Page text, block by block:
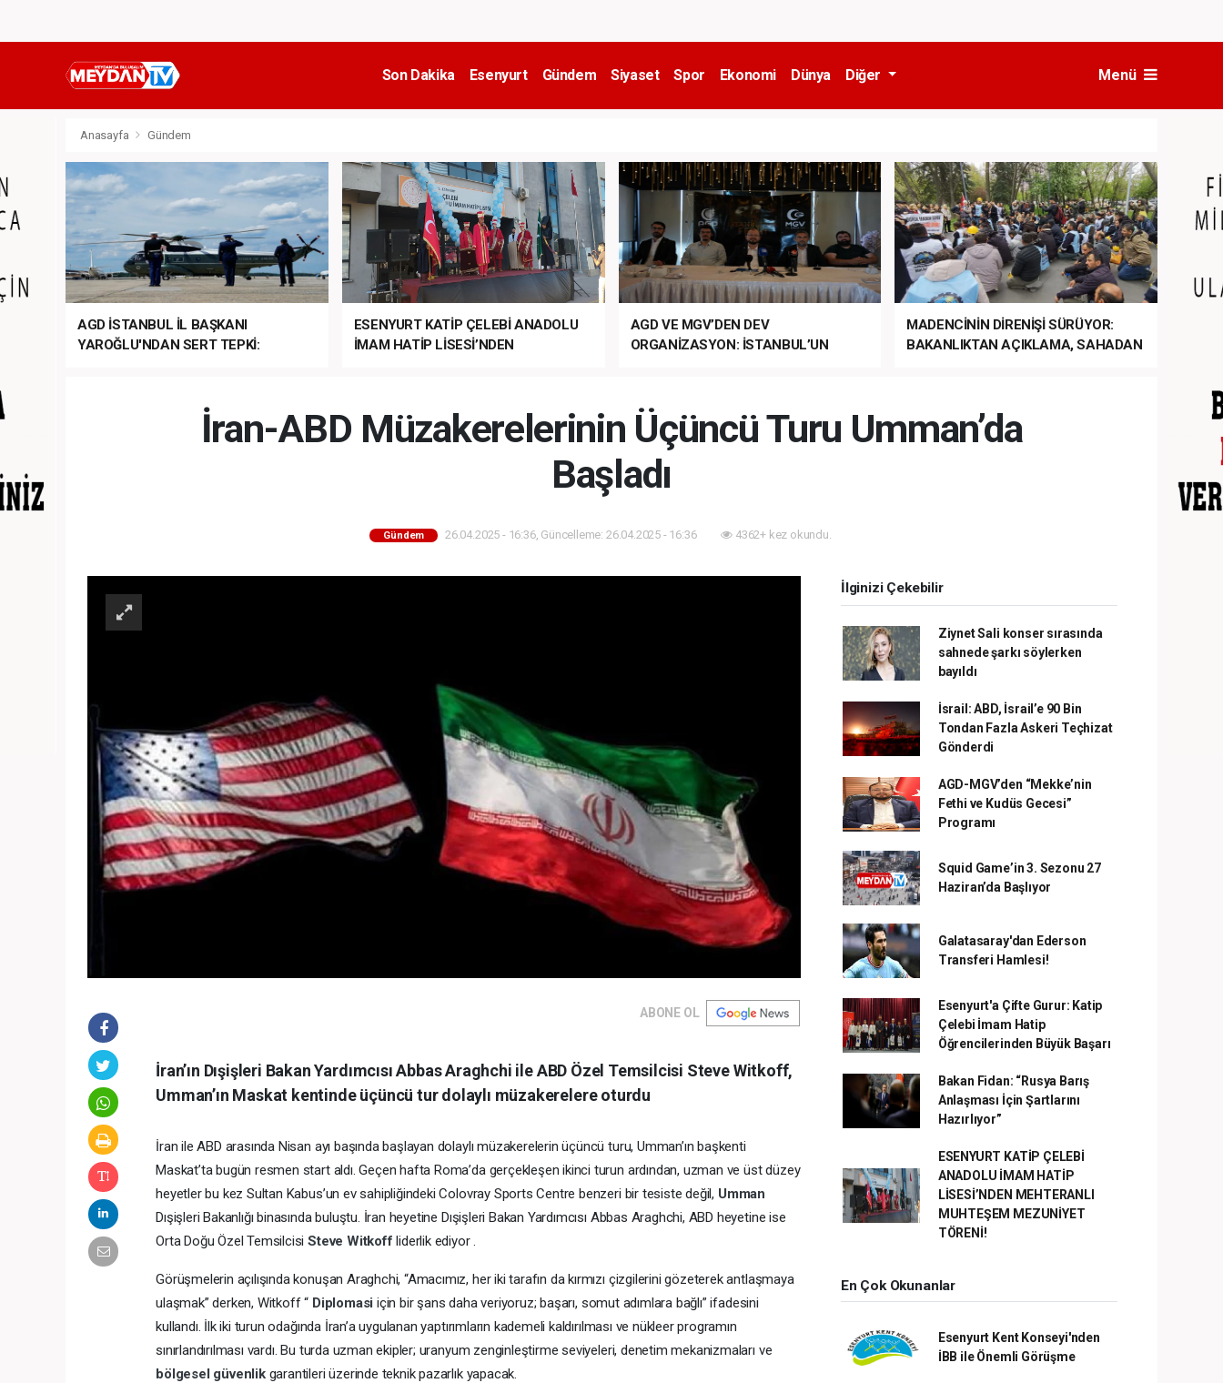
Son Dakika Esenyurt Gündem Siyaset Spor Ekonomi Dünya Diğer Menü
Anasayfa Gündem
AGD İSTANBUL İL BAŞKANI
YAROĞLU'NDAN SERT TEPKİ:
ESENYURT KATİP ÇELEBİ ANADOLU
İMAM HATİP LİSESİ’NDEN
AGD VE MGV’DEN DEV
ORGANİZASYON: İSTANBUL’UN
MADENCİNİN DİRENİŞİ SÜRÜYOR:
BAKANLIKTAN AÇIKLAMA, SAHADAN
İran-ABD Müzakerelerinin Üçüncü Turu Umman’da
Başladı
Gündem 26.04.2025 - 16:36, Güncelleme: 26.04.2025 - 16:36 4362+ kez okundu.
ABONE OL
İran’ın Dışişleri Bakan Yardımcısı Abbas Araghchi ile ABD Özel Temsilcisi Steve Witkoff,
Umman’ın Maskat kentinde üçüncü tur dolaylı müzakerelere oturdu
İran ile ABD arasında Nisan ayı başında başlayan dolaylı müzakerelerin üçüncü turu, Umman’ın başkenti
Maskat’ta bugün resmen start aldı. Geçen hafta Roma’da gerçekleşen ikinci turun ardından, uzman ve üst düzey
heyetler bu kez Sultan Kabus’un ev sahipliğindeki Colovray Sports Centre benzeri bir tesiste değil, Umman
Dışişleri Bakanlığı binasında buluştu. İran heyetine Dışişleri Bakan Yardımcısı Abbas Araghchi, ABD heyetine ise
Orta Doğu Özel TemsilcisiSteve Witkoffliderlik ediyor .
Görüşmelerin açılışında konuşan Araghchi, “Amacımız, her iki tarafın da kırmızı çizgilerini gözeterek antlaşmaya
ulaşmak” derken, Witkoff “ Diplomasi için bir şans daha veriyoruz; başarı, somut adımlara bağlı” ifadesini
kullandı. İlk iki turun odağında İran’a uygulanan yaptırımların kademeli kaldırılması ve nükleer programın
sınırlandırılması vardı. Bu turda uzman ekipler; uranyum zenginleştirme seviyeleri, denetim mekanizmaları ve
bölgesel güvenlik garantileri üzerinde teknik pazarlık yapacak.
İlginizi Çekebilir
Ziynet Sali konser sırasında
sahnede şarkı söylerken
bayıldı
İsrail: ABD, İsrail’e 90 Bin
Tondan Fazla Askeri Teçhizat
Gönderdi
AGD-MGV’den “Mekke’nin
Fethi ve Kudüs Gecesi”
Programı
Squid Game’in 3. Sezonu 27
Haziran’da Başlıyor
Galatasaray'dan Ederson
Transferi Hamlesi!
Esenyurt'a Çifte Gurur: Katip
Çelebi İmam Hatip
Öğrencilerinden Büyük Başarı
Bakan Fidan: “Rusya Barış
Anlaşması İçin Şartlarını
Hazırlıyor”
ESENYURT KATİP ÇELEBİ
ANADOLU İMAM HATİP
LİSESİ’NDEN MEHTERANLI
MUHTEŞEM MEZUNİYET
TÖRENİ!
En Çok Okunanlar
Esenyurt Kent Konseyi'nden
İBB ile Önemli Görüşme